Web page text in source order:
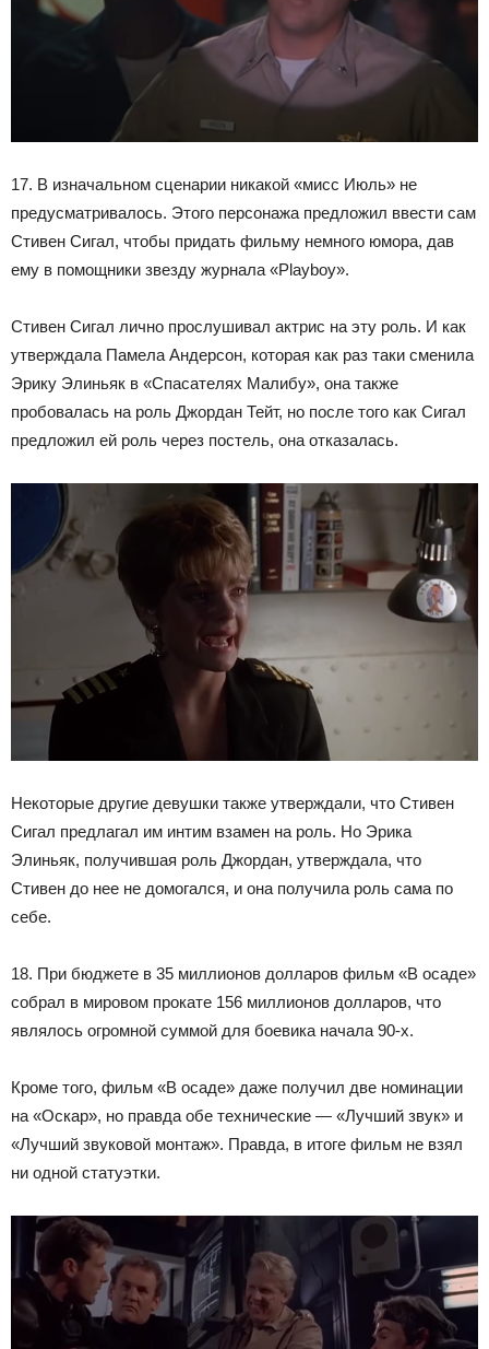
17. В изначальном сценарии никакой «мисс Июль» не
предусматривалось. Этого персонажа предложил ввести сам
Стивен Сигал, чтобы придать фильму немного юмора, дав
ему в помощники звезду журнала «Playboy».
Стивен Сигал лично прослушивал актрис на эту роль. И как
утверждала Памела Андерсон, которая как раз таки сменила
Эрику Элиньяк в «Спасателях Малибу», она также
пробовалась на роль Джордан Тейт, но после того как Сигал
предложил ей роль через постель, она отказалась.
Некоторые другие девушки также утверждали, что Стивен
Сигал предлагал им интим взамен на роль. Но Эрика
Элиньяк, получившая роль Джордан, утверждала, что
Стивен до нее не домогался, и она получила роль сама по
себе.
18. При бюджете в 35 миллионов долларов фильм «В осаде»
собрал в мировом прокате 156 миллионов долларов, что
являлось огромной суммой для боевика начала 90-х.
Кроме того, фильм «В осаде» даже получил две номинации
на «Оскар», но правда обе технические — «Лучший звук» и
«Лучший звуковой монтаж». Правда, в итоге фильм не взял
ни одной статуэтки.